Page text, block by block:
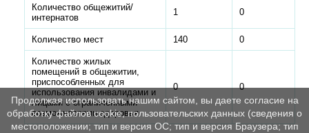
Количество общежитий/
интернатов
1 0
Количество мест 140 0
Количество жилых
помещений в общежитии,
приспособленных для
использования инвалидами и
лицами с ограниченными
возможностями здоровья
0 0
Продолжая использовать нашим сайтом, вы даете согласие на
обработку файлов cookie, пользовательских данных (сведения о
местоположении; тип и версия ОС; тип и версия Браузера; тип